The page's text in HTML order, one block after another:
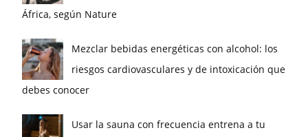
África, según Nature
Mezclar bebidas energéticas con alcohol: los
riesgos cardiovasculares y de intoxicación que
debes conocer
Usar la sauna con frecuencia entrena a tu